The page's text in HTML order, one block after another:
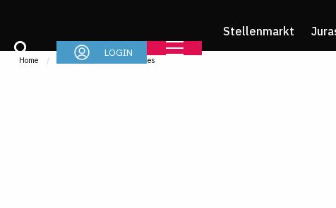
Stellenmarkt
LOGIN
Home Im Job News & Stories